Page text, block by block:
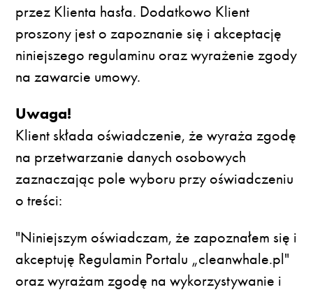
przez Klienta hasła. Dodatkowo Klient
proszony jest o zapoznanie się i akceptację
niniejszego regulaminu oraz wyrażenie zgody
na zawarcie umowy.
Uwaga!
Klient składa oświadczenie, że wyraża zgodę
na przetwarzanie danych osobowych
zaznaczając pole wyboru przy oświadczeniu
o treści:
"Niniejszym oświadczam, że zapoznałem się i
akceptuję Regulamin Portalu „cleanwhale.pl"
oraz wyrażam zgodę na wykorzystywanie i